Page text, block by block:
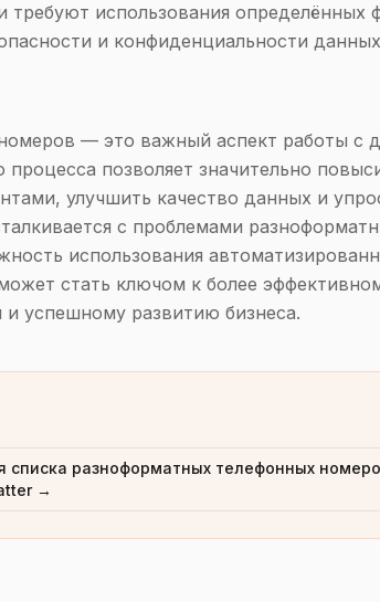
требуют использования определённых
и конфиденциальности
— это важный аспект работы с
процесса позволяет значительно
улучшить качество данных и
с проблемами
использования
стать ключом к более
успешному развитию бизнеса.
списка разноформатных телефонных
→